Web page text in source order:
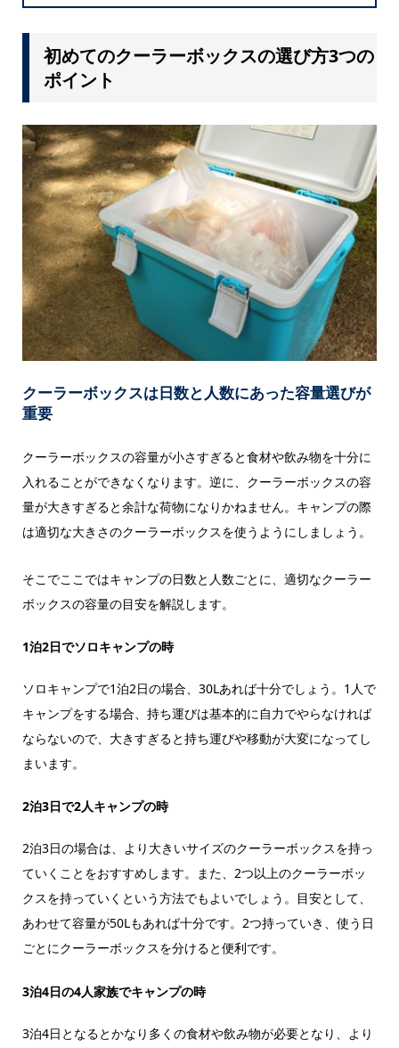
初めてのクーラーボックスの選び方3つの
ポイント
クーラーボックスは日数と人数にあった容量選びが
重要
クーラーボックスの容量が小さすぎると食材や飲み物を十分に
入れることができなくなります。逆に、クーラーボックスの容
量が大きすぎると余計な荷物になりかねません。キャンプの際
は適切な大きさのクーラーボックスを使うようにしましょう。
そこでここではキャンプの日数と人数ごとに、適切なクーラー
ボックスの容量の目安を解説します。
1泊2日でソロキャンプの時
ソロキャンプで1泊2日の場合、30Lあれば十分でしょう。1人で
キャンプをする場合、持ち運びは基本的に自力でやらなければ
ならないので、大きすぎると持ち運びや移動が大変になってし
まいます。
2泊3日で2人キャンプの時
2泊3日の場合は、より大きいサイズのクーラーボックスを持っ
ていくことをおすすめします。また、2つ以上のクーラーボッ
クスを持っていくという方法でもよいでしょう。目安として、
あわせて容量が50Lもあれば十分です。2つ持っていき、使う日
ごとにクーラーボックスを分けると便利です。
3泊4日の4人家族でキャンプの時
3泊4日となるとかなり多くの食材や飲み物が必要となり、より